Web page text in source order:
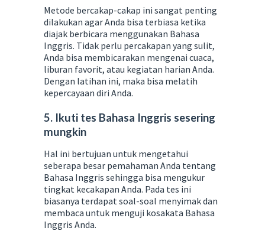
Metode bercakap-cakap ini sangat penting
dilakukan agar Anda bisa terbiasa ketika
diajak berbicara menggunakan Bahasa
Inggris. Tidak perlu percakapan yang sulit,
Anda bisa membicarakan mengenai cuaca,
liburan favorit, atau kegiatan harian Anda.
Dengan latihan ini, maka bisa melatih
kepercayaan diri Anda.
5. Ikuti tes Bahasa Inggris sesering
mungkin
Hal ini bertujuan untuk mengetahui
seberapa besar pemahaman Anda tentang
Bahasa Inggris sehingga bisa mengukur
tingkat kecakapan Anda. Pada tes ini
biasanya terdapat soal-soal menyimak dan
membaca untuk menguji kosakata Bahasa
Inggris Anda.